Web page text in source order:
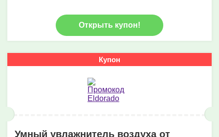
Открыть купон!
Купон
Умный увлажнитель воздуха от